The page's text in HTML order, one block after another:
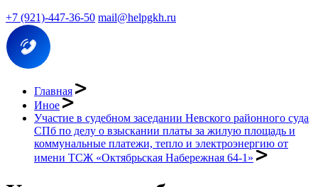
+7 (921)-447-36-50 mail@helpgkh.ru
Главная
Иное
Участие в судебном заседании Невского районного суда
СПб по делу о взыскании платы за жилую площадь и
коммунальные платежи, тепло и электроэнергию от
имени ТСЖ «Октябрьская Набережная 64-1»